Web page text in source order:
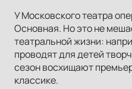
У Московского театра
Основная. Но это не
театральной жизни:
проводят для детей
сезон восхищают
классике.